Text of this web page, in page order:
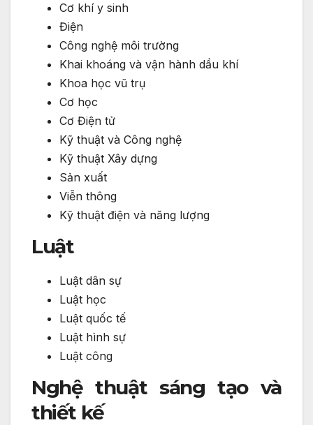
Cơ khí y sinh
Điện
Công nghệ môi trường
Khai khoáng và vận hành dầu khí
Khoa học vũ trụ
Cơ học
Cơ Điện tử
Kỹ thuật và Công nghệ
Kỹ thuật Xây dựng
Sản xuất
Viễn thông
Kỹ thuật điện và năng lượng
Luật
Luật dân sự
Luật học
Luật quốc tế
Luật hình sự
Luật công
Nghệ thuật sáng tạo và
thiết kế